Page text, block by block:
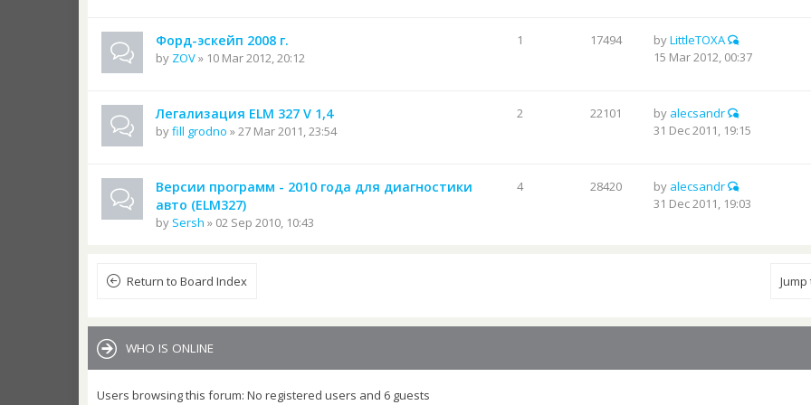
Форд-эскейп 2008 г.
by ZOV» 10 Mar 2012, 20:12
1 17494 byLittleTOXA
15 Mar 2012, 00:37
Легализация ELM 327 V 1,4
byfill grodno » 27 Mar 2011, 23:54
2 22101 by alecsandr
31 Dec 2011, 19:15
Версии программ - 2010 года для диагностики
авто (ELM327)
by Sersh » 02 Sep 2010, 10:43
4 28420 by alecsandr
31 Dec 2011, 19:03
Return to Board Index
WHO IS ONLINE
Users browsing this forum: No registered users and 6 guests